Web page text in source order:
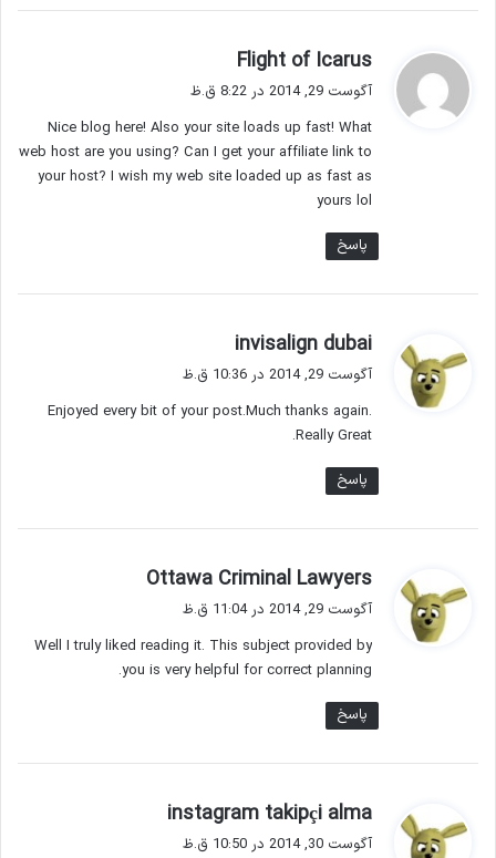
Flight of Icarus
ف
:
آگوست 29, 2014 در 8:22 ق.ظ
Nice blog here! Also your site loads up fast! What
web host are you using? Can I get your affiliate link to
your host? I wish my web site loaded up as fast as
yours lol
پاسخ
invisalign dubai
ف
:
آگوست 29, 2014 در 10:36 ق.ظ
Enjoyed every bit of your post.Much thanks again.
Really Great.
پاسخ
Ottawa Criminal Lawyers
:
آگوست 29, 2014 در 11:04 ق.ظ
Well I truly liked reading it. This subject provided by
you is very helpful for correct planning.
پاسخ
instagram takipçi alma
آگوست 30, 2014 در 10:50 ق.ظ